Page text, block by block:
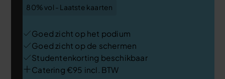
80% vol - Laatste kaarten
Goed zicht op het podium
Goed zicht op de schermen
Studentenkorting beschikbaar
Catering €95 incl. BTW